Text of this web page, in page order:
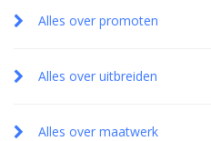
Alles over promoten
Alles over uitbreiden
Alles over maatwerk